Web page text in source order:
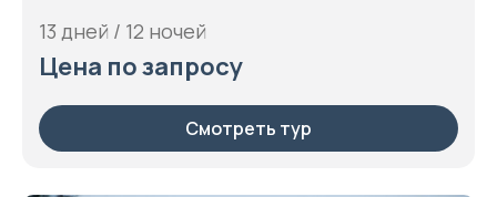
13 дней / 12 ночей
Цена по запросу
Смотреть тур